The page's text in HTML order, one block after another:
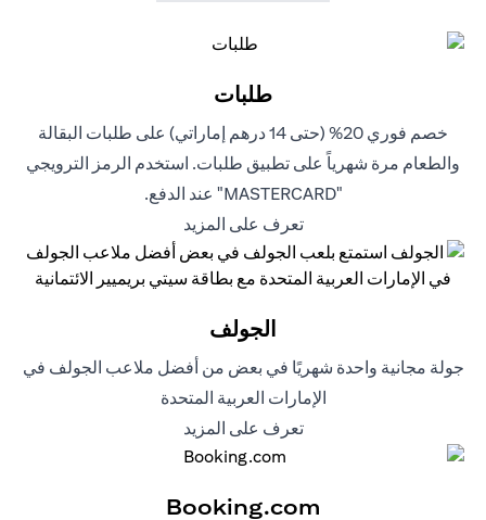
طلبات
خصم فوري 20% (حتى 14 درهم إماراتي) على طلبات البقالة
والطعام مرة شهرياً على تطبيق طلبات. استخدم الرمز الترويجي
"MASTERCARD" عند الدفع.
تعرف على المزيد
الجولف
جولة مجانية واحدة شهريًا في بعض من أفضل ملاعب الجولف في
الإمارات العربية المتحدة
تعرف على المزيد
Booking.com